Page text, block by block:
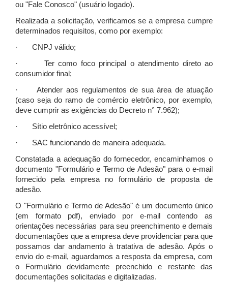
ou "Fale Conosco" (usuário logado).
Realizada a solicitação, verificamos se a empresa cumpre
determinados requisitos, como por exemplo:
· CNPJ válido;
· Ter como foco principal o atendimento direto ao
consumidor final;
· Atender aos regulamentos de sua área de atuação
(caso seja do ramo de comércio eletrônico, por exemplo,
deve cumprir as exigências do Decreto n° 7.962);
· Sítio eletrônico acessível;
· SAC funcionando de maneira adequada.
Constatada a adequação do fornecedor, encaminhamos o
documento "Formulário e Termo de Adesão" para o e-mail
fornecido pela empresa no formulário de proposta de
adesão.
O "Formulário e Termo de Adesão" é um documento único
(em formato pdf), enviado por e-mail contendo as
orientações necessárias para seu preenchimento e demais
documentações que a empresa deve providenciar para que
possamos dar andamento à tratativa de adesão. Após o
envio do e-mail, aguardamos a resposta da empresa, com
o Formulário devidamente preenchido e restante das
documentações solicitadas e digitalizadas.